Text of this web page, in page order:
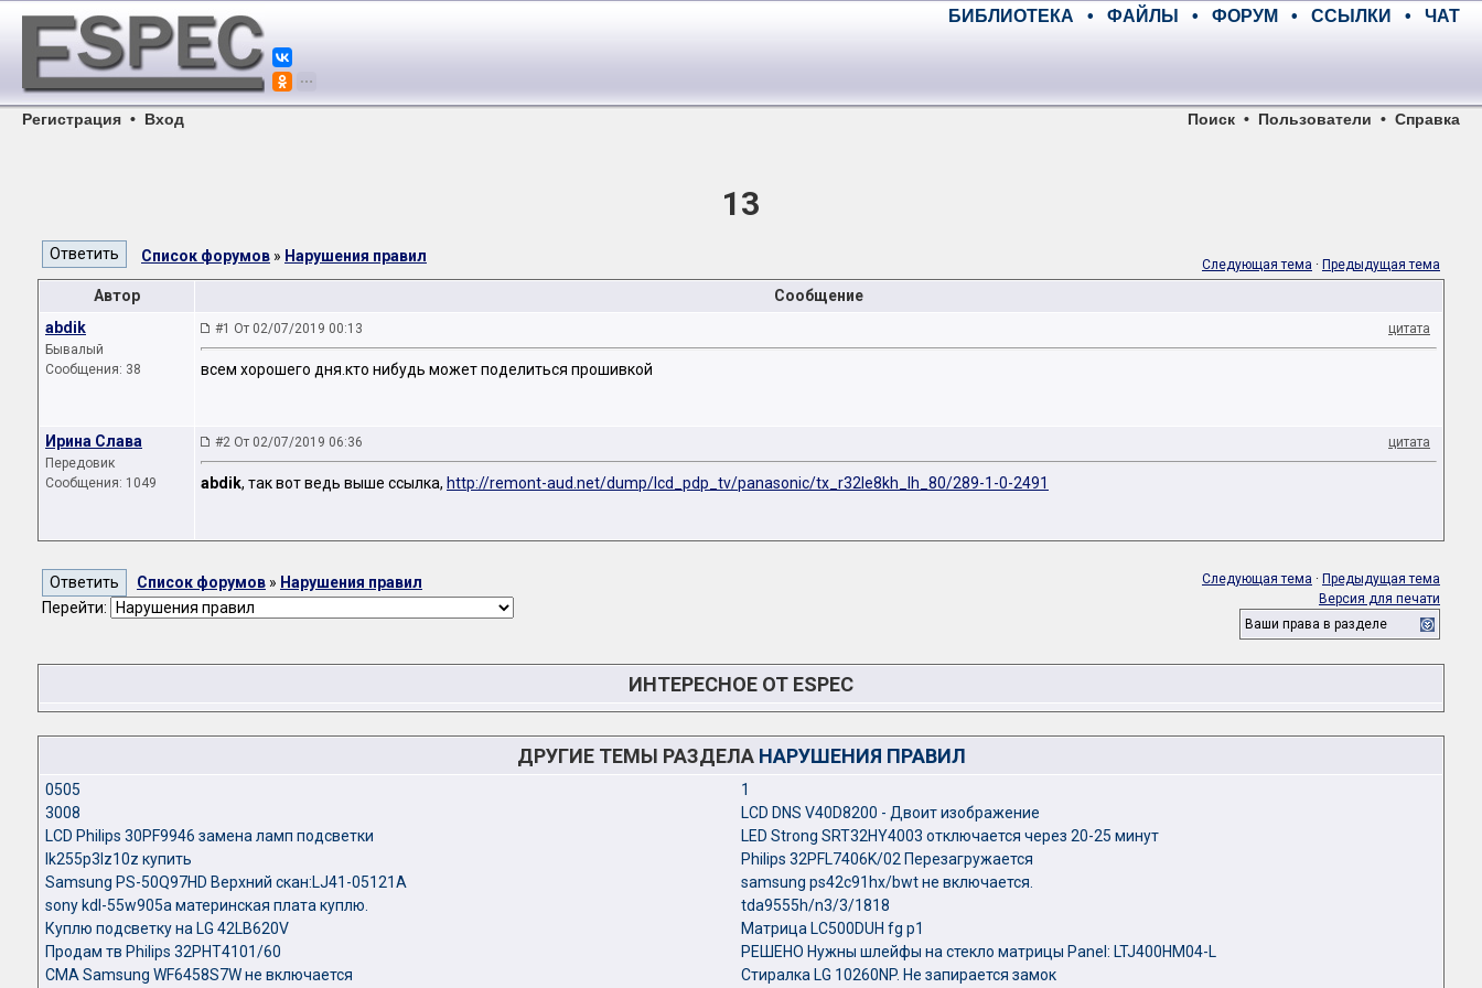
БИБЛИОТЕКА • ФАЙЛЫ • ФОРУМ • ССЫЛКИ • ЧАТ
Регистрация • Вход Поиск • Пользователи • Справка
13
Список форумов » Нарушения правил Следующая тема · Предыдущая тема
Автор
Сообщение
abdik
Бывалый
Сообщения: 38
#1 От 02/07/2019 00:13 цитата
всем хорошего дня.кто нибудь может поделиться прошивкой
Ирина Слава
Передовик
Сообщения: 1049
#2 От 02/07/2019 06:36 цитата
abdik, так вот ведь выше ссылка, http://remont-aud.net/dump/lcd_pdp_tv/panasonic/tx_r32le8kh_lh_80/289-1-0-2491
Список форумов » Нарушения правил
Перейти:
Следующая тема · Предыдущая тема
Версия для печати
Ваши права в разделе
ИНТЕРЕСНОЕ ОТ ESPEC
ДРУГИЕ ТЕМЫ РАЗДЕЛА НАРУШЕНИЯ ПРАВИЛ
0505
1
3008
LCD DNS V40D8200 - Двоит изображение
LCD Philips 30PF9946 замена ламп подсветки
LED Strong SRT32HY4003 отключается через 20-25 минут
lk255p3lz10z купить
Philips 32PFL7406K/02 Перезагружается
Samsung PS-50Q97HD Верхний скан:LJ41-05121A
samsung ps42c91hx/bwt не включается.
sony kdl-55w905a материнская плата куплю.
tda9555h/n3/3/1818
Куплю подсветку на LG 42LB620V
Матрица LC500DUH fg p1
Продам тв Philips 32PHT4101/60
РЕШЕНО Нужны шлейфы на стекло матрицы Panel: LTJ400HM04-L
СМА Samsung WF6458S7W не включается
Стиралка LG 10260NP. Не запирается замок